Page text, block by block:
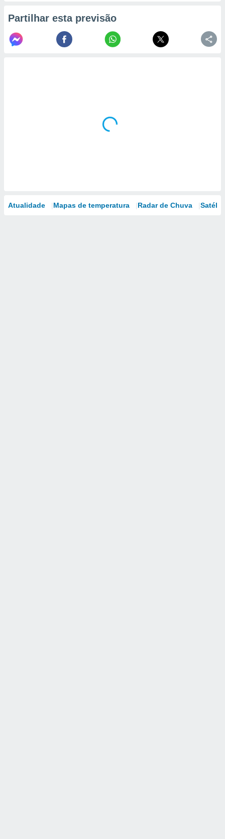
Partilhar esta previsão
Atualidade Mapas de temperatura Radar de Chuva